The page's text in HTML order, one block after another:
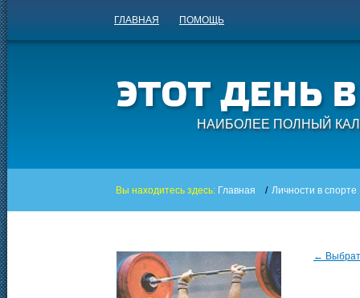
ГЛАВНАЯ ПОМОЩЬ
НАИБОЛЕЕ ПОЛНЫЙ
Вы находитесь здесь: Главная / Личности в спорте
←